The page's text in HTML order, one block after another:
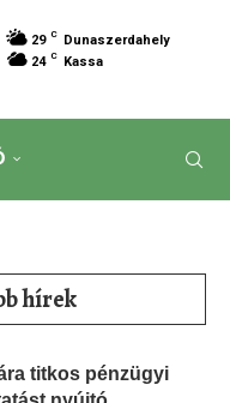
29 C
Dunaszerdahely
24 C Kassa
hírek
titkos pénzügyi